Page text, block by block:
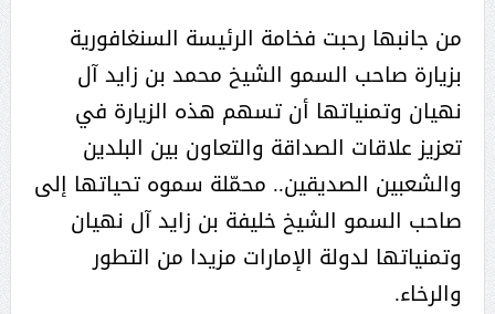
من جانبها رحبت فخامة الرئيسة السنغافورية
بزيارة صاحب السمو الشيخ محمد بن زايد آل
نهيان وتمنياتها أن تسهم هذه الزيارة في
تعزيز علاقات الصداقة والتعاون بين البلدين
والشعبين الصديقين.. محمّلة سموه تحياتها إلى
صاحب السمو الشيخ خليفة بن زايد آل نهيان
وتمنياتها لدولة الإمارات مزيدا من التطور
والرخاء.